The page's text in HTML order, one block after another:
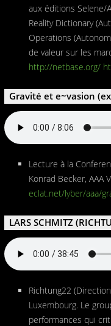
aux éditions Selene/
Reality Dictionary
Operations
de valeur sur les
http://netbase.org/
Gravité et e~vasion
Lecture à la
Konrad Becker, AAA
eclat.net/lyber/aaa/
LARS SCHMITZ
Richtung22
Luxembourg. Le
performances qui